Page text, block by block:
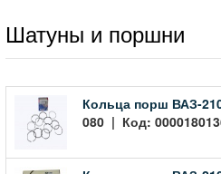
Шатуны и поршни
Кольца порш ВАЗ-
080 | Код: